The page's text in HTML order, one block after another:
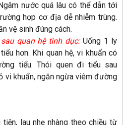
nước quá lâu có thể dẫn tới
hợp cơ địa dễ nhiễm trùng.
vệ sinh đúng cách.
quan hệ tình dục:Uống 1 ly
hơn. Khi quan hệ, vi khuẩn có
tiểu. Thói quen đi tiểu sau
vi khuẩn, ngăn ngừa viêm đường
lau nhẹ nhàng theo chiều từ